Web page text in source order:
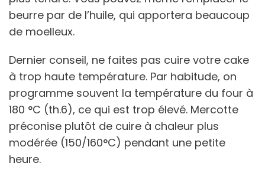
beurre par de l’huile, qui apportera beaucoup
de moelleux.
Dernier conseil, ne faites pas cuire votre cake
à trop haute température. Par habitude, on
programme souvent la température du four à
180 °C (th.6), ce qui est trop élevé. Mercotte
préconise plutôt de cuire à chaleur plus
modérée (150/160°C) pendant une petite
heure.